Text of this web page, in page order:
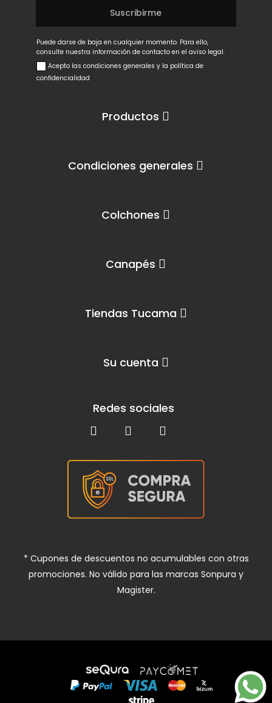
Productos
Condiciones generales
Colchones
Canapés
Tiendas Tucama
Su cuenta
Puede darse de baja en cualquier momento. Para ello,
consulte nuestra información de contacto en el aviso legal.
Acepto las condiciones generales y la política de
confidencialidad
Redes sociales
* Cupones de descuentos no acumulables con otras
promociones. No válido para las marcas Sonpura y
Magister.